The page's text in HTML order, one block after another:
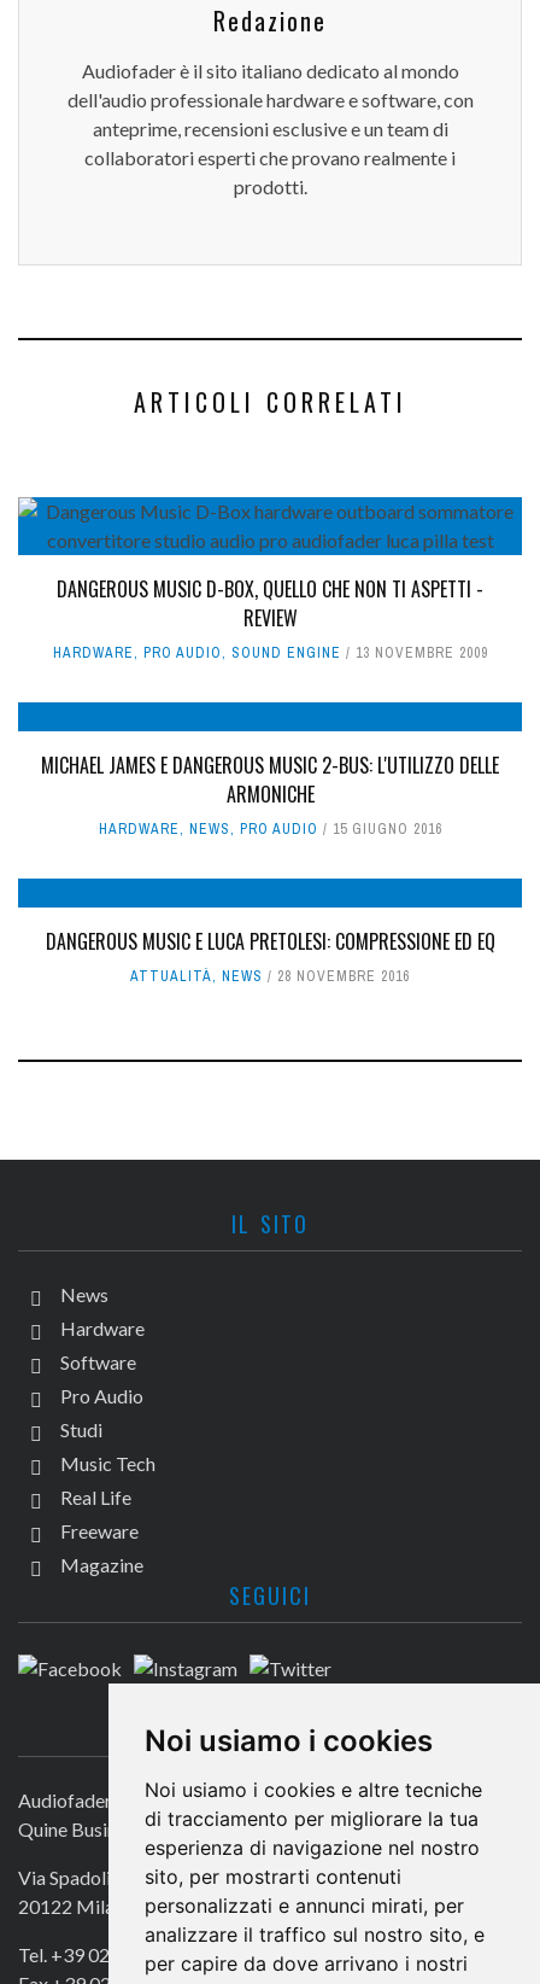
Noi usiamo i cookies
Noi usiamo i cookies e altre tecniche
di tracciamento per migliorare la tua
esperienza di navigazione nel nostro
sito, per mostrarti contenuti
personalizzati e annunci mirati, per
analizzare il traffico sul nostro sito, e
per capire da dove arrivano i nostri
Redazione
Audiofader è il sito italiano dedicato al mondo
dell'audio professionale hardware e software, con
anteprime, recensioni esclusive e un team di
collaboratori esperti che provano realmente i
prodotti.
ARTICOLI CORRELATI
DANGEROUS MUSIC D-BOX, QUELLO CHE NON TI ASPETTI -
REVIEW
HARDWARE, PRO AUDIO, SOUND ENGINE 13 NOVEMBRE 2009
MICHAEL JAMES E DANGEROUS MUSIC 2-BUS: L'UTILIZZO DELLE
ARMONICHE
HARDWARE, NEWS, PRO AUDIO 15 GIUGNO 2016
DANGEROUS MUSIC E LUCA PRETOLESI: COMPRESSIONE ED EQ
ATTUALITÀ, NEWS 28 NOVEMBRE 2016
IL SITO
News
Hardware
Software
Pro Audio
Studi
Music Tech
Real Life
Freeware
Magazine
SEGUICI
CONTATTACI
Audiofader.com
Quine Business Publisher
Via Spadolini 7
20122 Milano
Tel. +39 02 49756990